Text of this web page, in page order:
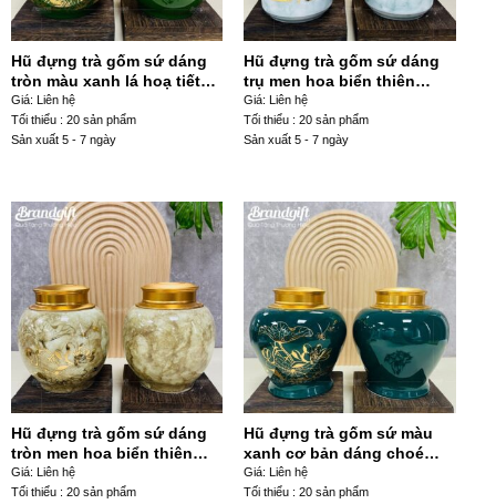
Hũ đựng trà gốm sứ dáng
tròn màu xanh lá hoạ tiết
mã đáo thành công HDT-13
Giá: Liên hệ
Tối thiểu : 20 sản phẩm
Sản xuất 5 - 7 ngày
Hũ đựng trà gốm sứ dáng
trụ men hoa biển thiên
xanh ngọc hoạ tiết mã đáo
thành công HDT-24
Giá: Liên hệ
Tối thiểu : 20 sản phẩm
Sản xuất 5 - 7 ngày
Hũ đựng trà gốm sứ dáng
tròn men hoa biển thiên
nâu hoạ tiết hoa sen chuồn
chuồn HDT-14
Giá: Liên hệ
Tối thiểu : 20 sản phẩm
Hũ đựng trà gốm sứ màu
xanh cơ bản dáng choé
hoạ tiết hoa sen chuồn
chuồn HDT-03
Giá: Liên hệ
Tối thiểu : 20 sản phẩm